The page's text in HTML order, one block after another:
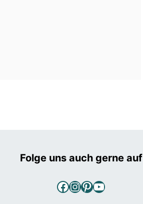
Folge uns auch gerne auf
Facebook
Instagram
Pinterest
YouTube